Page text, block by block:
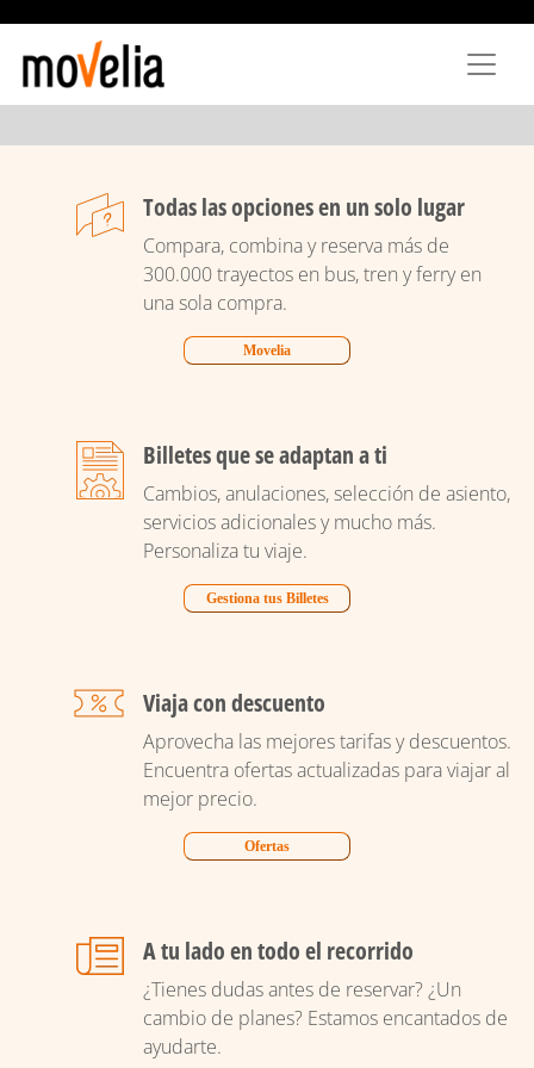
principal
Todas las opciones en un solo lugar
Compara, combina y reserva más de
300.000 trayectos en bus, tren y ferry en
una sola compra.
Movelia
Billetes que se adaptan a ti
Cambios, anulaciones, selección de asiento,
servicios adicionales y mucho más.
Personaliza tu viaje.
Gestiona tus Billetes
Viaja con descuento
Aprovecha las mejores tarifas y descuentos.
Encuentra ofertas actualizadas para viajar al
mejor precio.
Ofertas
A tu lado en todo el recorrido
¿Tienes dudas antes de reservar? ¿Un
cambio de planes? Estamos encantados de
ayudarte.